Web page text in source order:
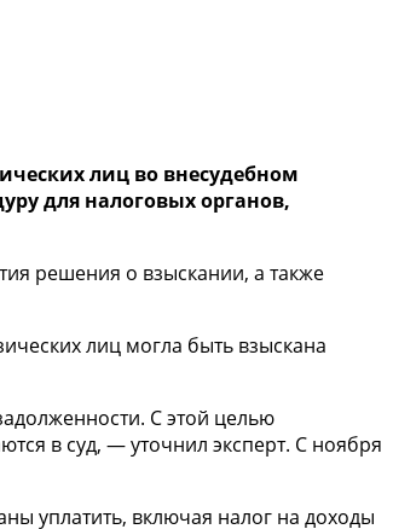
лиц во внесудебном
для налоговых органов,
решения о взыскании, а также
лиц могла быть взыскана
С этой целью
в суд, — уточнил эксперт. С ноября
уплатить, включая налог на доходы